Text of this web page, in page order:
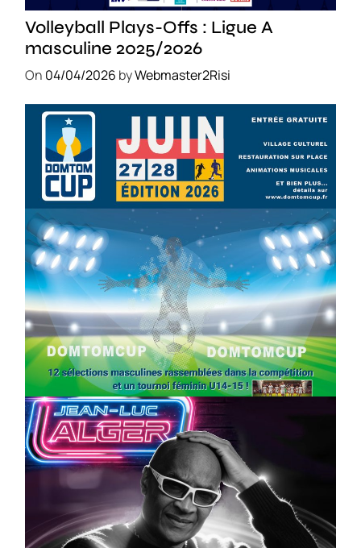
Volleyball Plays-Offs : Ligue A
masculine 2025/2026
On 04/04/2026 byWebmaster2Risi
SPORT COMPÉTITIONS FOOTBALL JEUNESSE & SPORTS
Foot : la DTC 2026 approche
On03/04/2026byWebmaster2Risi